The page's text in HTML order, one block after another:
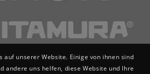
auf unserer Website. Einige von ihnen sind
andere uns helfen, diese Website und Ihre